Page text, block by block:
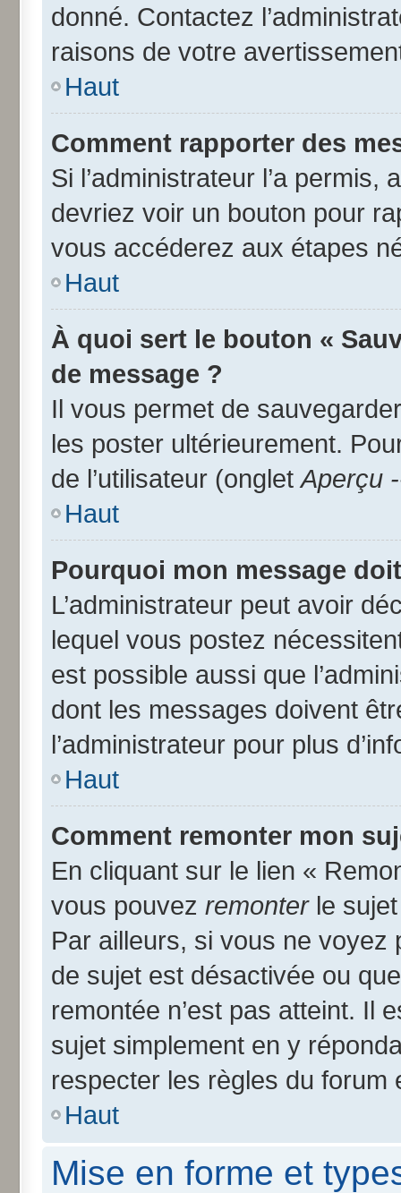
donné. Contactez
raisons de votre
Haut
Comment rapporter des
Si l’administrateur l’a
devriez voir un bouton pour
vous accéderez aux étapes
Haut
À quoi sert le bouton «
de message ?
Il vous permet de
les poster ultérieurement.
de l’utilisateur (onglet Aperçu
Haut
Pourquoi mon message
L’administrateur peut avoir
lequel vous postez
est possible aussi que
dont les messages doivent
l’administrateur pour plus
Haut
Comment remonter mon
En cliquant sur le lien «
vous pouvez remonterle sujet
Par ailleurs, si vous ne voyez
de sujet est désactivée ou
remontée n’est pas atteint. Il
sujet simplement en y
respecter les règles du forum
Haut
Mise en forme et